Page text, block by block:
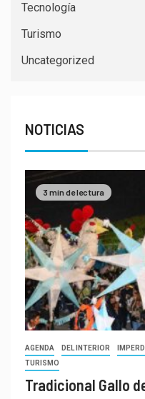
Tecnología
Turismo
Uncategorized
NOTICIAS
3 min de lectura
AGENDA DEL INTERIOR
TURISMO
Tradicional Gallo